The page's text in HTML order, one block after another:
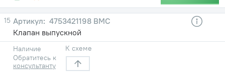
15
4753421198 ВМС
Клапан выпускной
Наличие
Обратитесь к
консультанту
К схеме